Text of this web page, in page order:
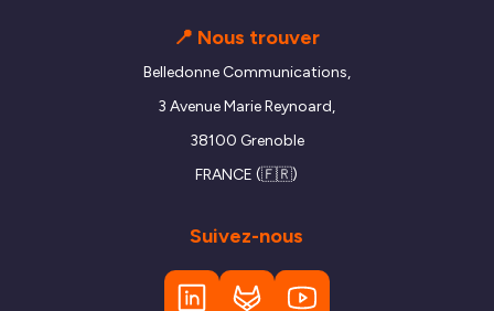
📍 Nous trouver
Belledonne Communications,
3 Avenue Marie Reynoard,
38100 Grenoble
FRANCE (🇫🇷)
Suivez-nous